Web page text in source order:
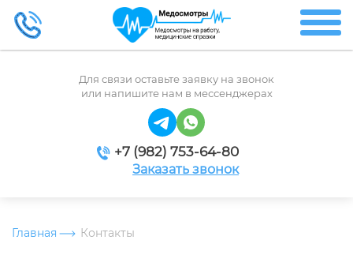
Для связи оставьте заявку на звонок
или напишите нам в мессенджерах
+7 (982) 753-64-80
Заказать звонок
Главная Контакты